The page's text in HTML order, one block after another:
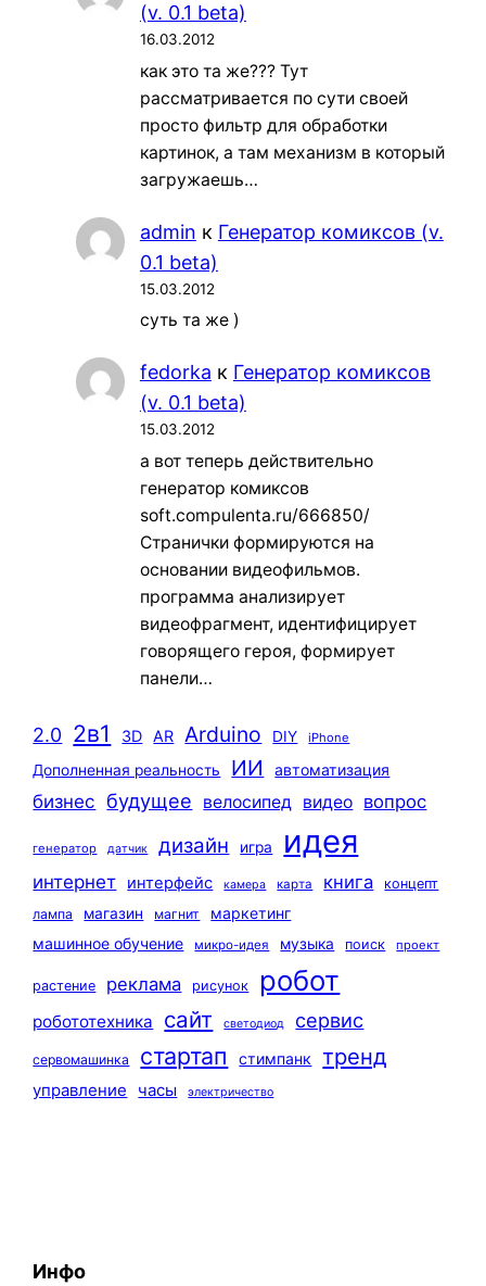
(v. 0.1 beta)
16.03.2012
как это та же??? Тут
рассматривается по сути своей
просто фильтр для обработки
картинок, а там механизм в который
загружаешь…
admin к Генератор комиксов (v.
0.1 beta)
15.03.2012
суть та же )
fedorka к Генератор комиксов
(v. 0.1 beta)
15.03.2012
а вот теперь действительно
генератор комиксов
soft.compulenta.ru/666850/
Странички формируются на
основании видеофильмов.
программа анализирует
видеофрагмент, идентифицирует
говорящего героя, формирует
панели…
2.0 2в1 3D AR Arduino DIY iPhone
Дополненная реальность ИИ автоматизация
бизнес будущее велосипед видео вопрос
генератор датчик дизайн игра идея
интернет интерфейс камера карта книга
концепт
лампа
магазин магнит
маркетинг
машинное обучение
микро-идея музыка поиск проект
растение реклама рисунок робот
робототехника сайт светодиод сервис
сервомашинка стартап стимпанк тренд
управление часы электричество
Инфо